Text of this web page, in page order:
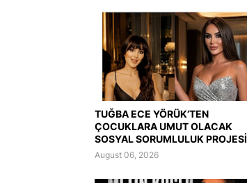
TUĞBA ECE YÖRÜK’TEN
ÇOCUKLARA UMUT OLACAK
SOSYAL SORUMLULUK PROJESİ
August 06, 2026